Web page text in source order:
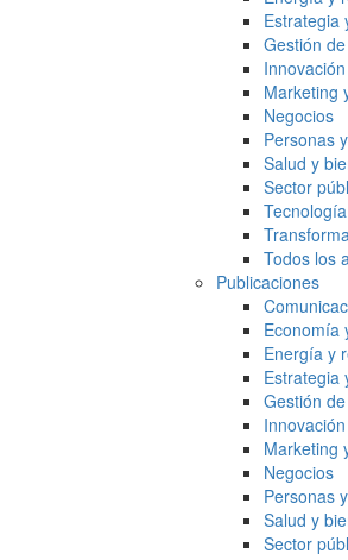
Estrategia
Gestión
Marketing
Negocios
Personas
Salud y
Sector
Todos los
Publicaciones
Economía
Energía y
Estrategia
Gestión
Marketing
Negocios
Personas
Salud y
Sector